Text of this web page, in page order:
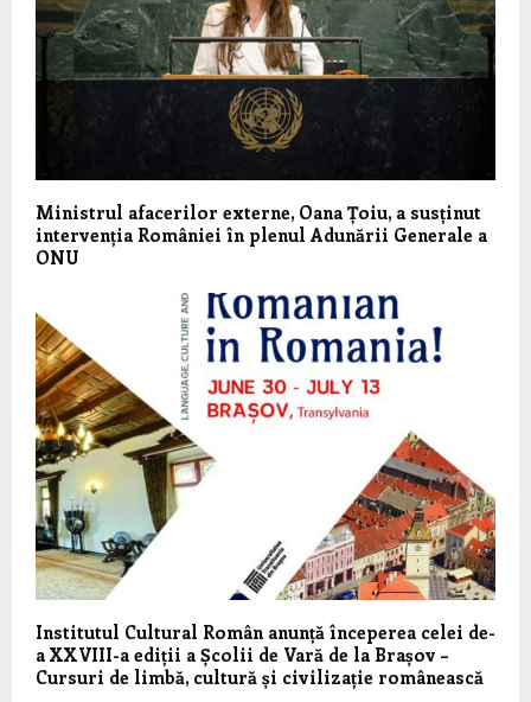
Ministrul afacerilor externe, Oana Țoiu, a susținut
intervenția României în plenul Adunării Generale a
ONU
Institutul Cultural Român anunță începerea celei de-
a XXVIII-a ediții a Școlii de Vară de la Brașov –
Cursuri de limbă, cultură și civilizație românească